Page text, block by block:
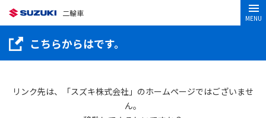
二輪車
MENU
こちらからはです。
リンク先は、「スズキ株式会社」のホームページではございませ
ん。